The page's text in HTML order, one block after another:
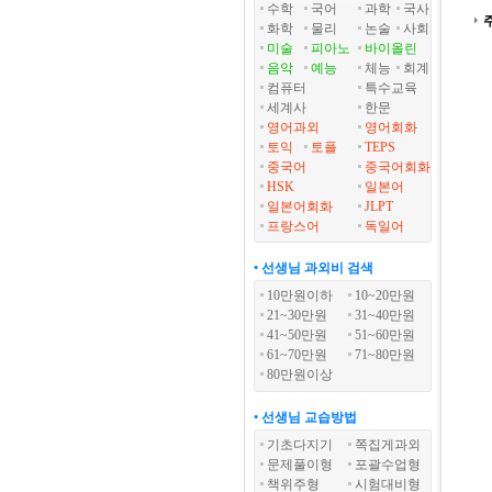
수학 국어 과학
국사
화학
물리 논술
사회
미술
피아노
바이올린
음악
예능 체능
회계
컴퓨터
특수교육
세계사
한문
영어과외
영어회화
토익
토플
TEPS
중국어
중국어회화
HSK
일본어
일본어회화
JLPT
프랑스어
독일어
• 선생님 과외비 검색
10만원이하
10~20만원
21~30만원
31~40만원
41~50만원
51~60만원
61~70만원
71~80만원
80만원이상
• 선생님 교습방법
기초다지기
쪽집게과외
문제풀이형
포괄수업형
책위주형
시험대비형